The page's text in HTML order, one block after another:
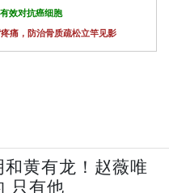
效对抗癌细胞
痛，防治骨质疏松立竿见影
黄有龙！赵薇唯
只有他